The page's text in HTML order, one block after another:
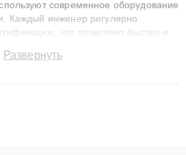
современное оборудование
Каждый инженер регулярно
что позволяет быстро и
3 лет. Наши мастера решают
Развернуть